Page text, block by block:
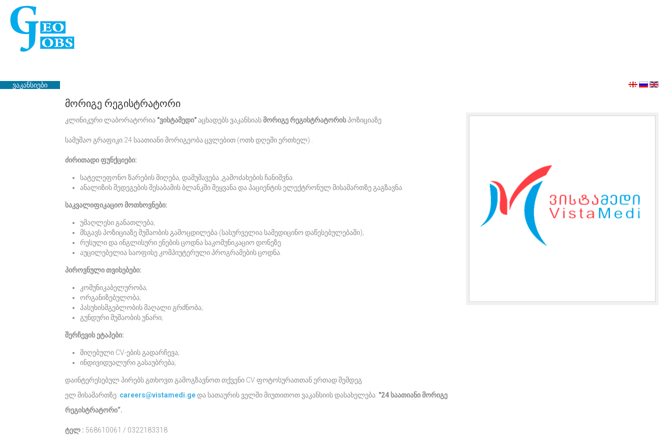
ვაკანსიები
მორიგე რეგისტრატორი
კლინიკური ლაბორატორია "ვისტამედი"აცხადებს ვაკანსიასმორიგერეგისტრატორისპოზიციაზე
სამუშაო გრაფიკი:24 საათიანი მორიგეობა ცვლებით (ოთხ დღეში ერთხელ) .
ძირითადი ფუნქციები:
სატელეფონო ზარების მიღება, დამუშავება ,გამოძახების ჩანიშვნა.
ანალიზის შედეგების შესაბამის ბლანკში შეყვანა და პაციენტის ელექტრონულ მისამართზე გაგზავნა.
საკვალიფიკაციო მოთხოვნები:
უმაღლესი განათლება;
მსგავს პოზიციაზე მუშაობის გამოცდილება (სასურველია სამედიცინო დაწესებულებაში);
რუსული და ინგლისური ენების ცოდნა საკომუნიკაციო დონეზე.
აუცილებელია საოფისე კომპიუტერული პროგრამების ცოდნა.
პიროვნული თვისებები:
კომუნიკაბელურობა;
ორგანიზებულობა;
პასუხისმგებლობის მაღალი გრძნობა;
გუნდური მუშაობის უნარი;
შერჩევის ეტაპები:
მიღებული CV-ების გადარჩევა;
ინდივიდუალური გასაუბრება;
დაინტერესებულ პირებს გთხოვთ გამოგზავნოთ თქვენი CV ფოტოსურათთან ერთად შემდეგ
ელ.მისამართზე: careers@vistamedi.geდა სათაურის ველში მიუთითოთ ვაკანსიის დასახელება: "24 საათიანიმორიგე
რეგისტრატორი“.
ტელ : 568610061 / 0322183318